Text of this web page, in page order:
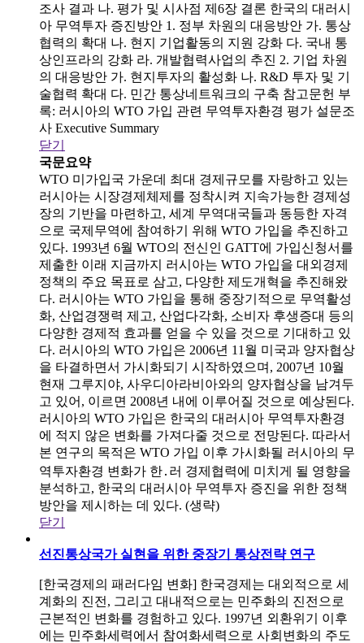
조사 결과 나. 평가 및 시사점 제6장 결론 한국의 대러시
아 무역투자 증진방안 1. 정부 차원의 대응방안 가. 통상
협력의 확대 나. 현지 기업활동의 지원 강화 다. 국내 통
상인프라의 강화 라. 개발협력사업의 추진 2. 기업 차원
의 대응방안 가. 현지투자의 활성화 나. R&D 투자 및 기
술협력 확대 다. 민간 통상네트워크의 구축 참고문헌 부
록: 러시아의 WTO 가입 관련 무역투자환경 평가 설문조
사 Executive Summary
닫기
국문요약
WTO 미가입국 가운데 최대 경제규모를 자랑하고 있는
러시아는 시장경제체제를 정착시켜 지속가능한 경제성
장의 기반을 마련하고, 세계 무역대국들과 동등한 자격
으로 국제무역에 참여하기 위해 WTO 가입을 추진하고
있다. 1993년 6월 WTO의 전신인 GATT에 가입신청서를
제출한 이래 지금까지 러시아는 WTO 가입을 대외경제
정책의 주요 목표로 삼고, 다양한 제도개혁을 추진해왔
다. 러시아는 WTO 가입을 통해 중장기적으로 무역활성
화, 산업경쟁력 제고, 산업다각화, 소비자 후생증대 등의
다양한 경제적 효과를 얻을 수 있을 것으로 기대하고 있
다. 러시아의 WTO 가입은 2006년 11월 미국과 양자협상
을 타결하면서 가시화되기 시작하였으며, 2007년 10월
현재 그루지야, 사우디아라비아와의 양자협상을 남겨두
고 있어, 이르면 2008년 내에 이루어질 것으로 예상된다.
러시아의 WTO 가입은 한국의 대러시아 무역투자환경
에 적지 않은 변화를 가져다줄 것으로 전망된다. 따라서
본 연구의 목적은 WTO 가입 이후 가시화될 러시아의 무
역투자환경 변화가 한․러 경제협력에 미치게 될 영향을
분석하고, 한국의 대러시아 무역투자 증진을 위한 정책
방안을 제시하는 데 있다. (생략)
닫기
선진통상국가 실현을 위한 중장기 통상전략 연구
[한국경제의 패러다임 변화] 한국경제는 대외적으로 세
계화의 진전, 그리고 대내적으로는 민주화의 진전으로
근본적인 변화를 경험하고 있다. 1997년 외환위기 이후
에는 민주화세력에서 참여화세력으로 사회변화의 주도